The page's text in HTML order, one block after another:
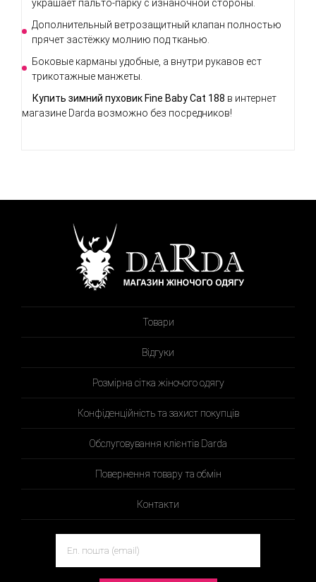
украшает пальто-парку с изнаночной стороны.
Дополнительный ветрозащитный клапан полностью
прячет застёжку молнию под тканью.
Боковые карманы удобные, а внутри рукавов ест
трикотажные манжеты.
Купить зимний пуховик Fine Baby Cat 188 в интернет
магазине Darda возможно без посредников!
Товари
Відгуки
Розмірна сітка жіночого одягу
Конфіденційність та захист покупців
Обслуговування клієнтів Darda
Повернення товару та обмін
Контакти